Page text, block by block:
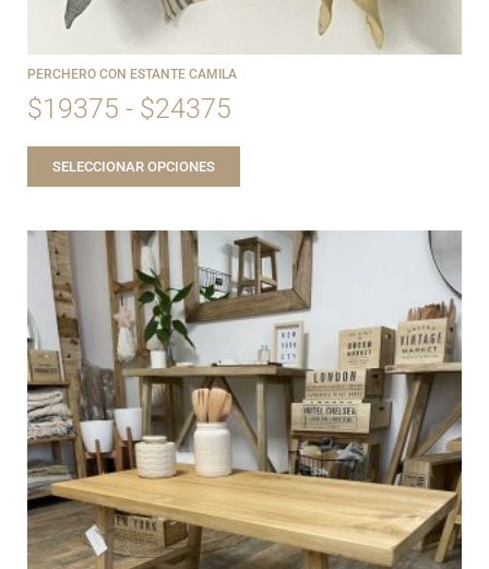
PERCHERO CON ESTANTE CAMILA
$19375 - $24375
SELECCIONAR OPCIONES